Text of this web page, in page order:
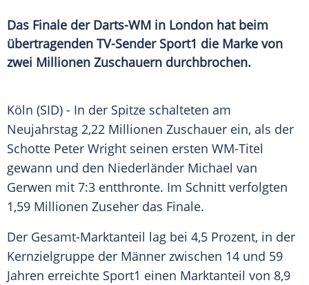
Das Finale der Darts-WM in London hat beim
übertragenden TV-Sender Sport1 die Marke von
zwei Millionen Zuschauern durchbrochen.
Köln (SID) - In der Spitze schalteten am
Neujahrstag 2,22 Millionen Zuschauer ein, als der
Schotte Peter Wright seinen ersten WM-Titel
gewann und den Niederländer Michael van
Gerwen mit 7:3 entthronte. Im Schnitt verfolgten
1,59 Millionen Zuseher das Finale.
Der Gesamt-Marktanteil lag bei 4,5 Prozent, in der
Kernzielgruppe der Männer zwischen 14 und 59
Jahren erreichte Sport1 einen Marktanteil von 8,9